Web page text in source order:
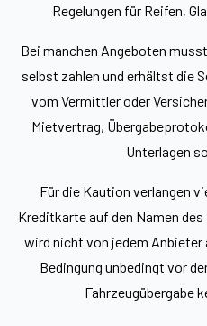
Regelungen für Reifen,
Bei manchen Angeboten
selbst zahlen und erhältst die
vom Vermittler oder
Mietvertrag,
Unterlagen
Für die Kaution verlangen
Kreditkarte auf den Namen
wird nicht von jedem
Bedingung unbedingt vor
Fahrzeugübergabe